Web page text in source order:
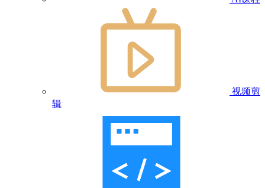
视频剪
辑